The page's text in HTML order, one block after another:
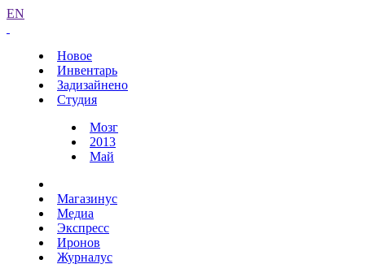
EN
Новое
Инвентарь
Задизайнено
Студия
Мозг
2013
Май
Магазинус
Медиа
Экспресс
Иронов
Журналус